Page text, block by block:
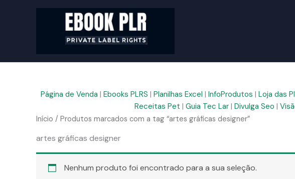
Página de Venda | Ebooks PLRS | Planilhas Excel | InfoProdutos | Loja das
Receitas Pet | Guia Tec Lar | Divulga Seo |
Início / Produtos marcados com a tag “artes gráficas designer”
artes gráficas designer
Nenhum produto foi encontrado para a sua seleção.